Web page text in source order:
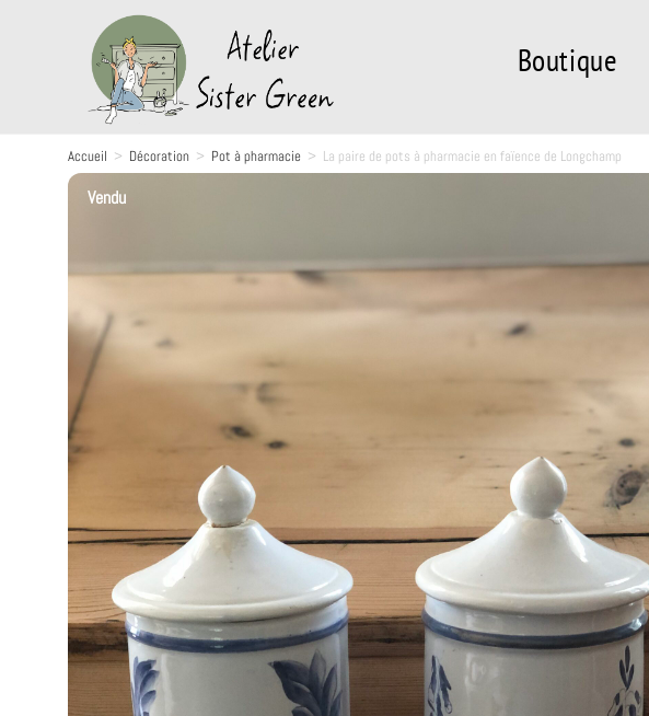
Boutique
Accueil > Décoration > Pot à pharmacie > La paire de pots à pharmacie en faïence de Longchamp
Vendu